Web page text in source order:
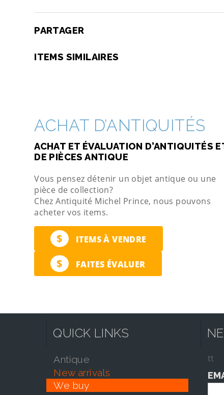
PARTAGER
ITEMS SIMILAIRES
ACHAT D’ANTIQUITÉS
ACHAT ET ÉVALUATION D’ANTIQUITÉS
DE PIÈCES ANTIQUE
Vous pensez détenir un objet antique ou une
pièce de collection?
Chez Antiquité Michel Prince, nous pouvons
acheter vos items.
$ ITEMS À VENDRE
$ FAITES ÉVALUER
QUICK LINKS
antique
new arrivals
we buy
tt